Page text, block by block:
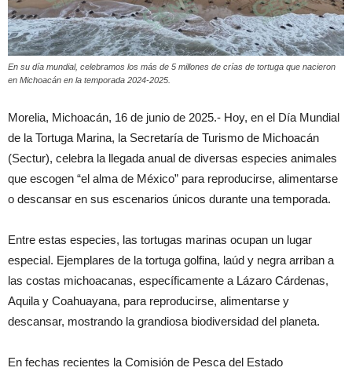
En su día mundial, celebramos los más de 5 millones de crías de tortuga que nacieron
en Michoacán en la temporada 2024-2025.
Morelia, Michoacán, 16 de junio de 2025.- Hoy, en el Día Mundial
de la Tortuga Marina, la Secretaría de Turismo de Michoacán
(Sectur), celebra la llegada anual de diversas especies animales
que escogen “el alma de México” para reproducirse, alimentarse
o descansar en sus escenarios únicos durante una temporada.
Entre estas especies, las tortugas marinas ocupan un lugar
especial. Ejemplares de la tortuga golfina, laúd y negra arriban a
las costas michoacanas, específicamente a Lázaro Cárdenas,
Aquila y Coahuayana, para reproducirse, alimentarse y
descansar, mostrando la grandiosa biodiversidad del planeta.
En fechas recientes la Comisión de Pesca del Estado